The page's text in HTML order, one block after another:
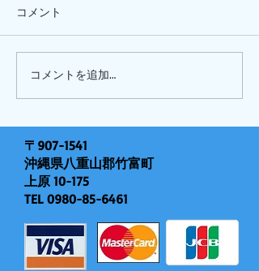
ピナイ半日+釣りツアー
コメント
コメントを追加…
〒907-1541
沖縄県八重山郡竹富町
上原 10-175
TEL 0980-85-6461